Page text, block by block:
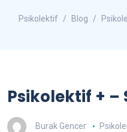
Psikolektif Blog
Psikolektif + –
Burak Gencer